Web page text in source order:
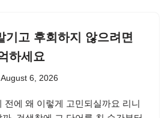
기고 후회하지 않으려면
하세요
August 6, 2026
전에 왜 이렇게 고민되실까요 리니